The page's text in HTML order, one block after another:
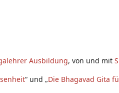
Ausbildung, von und mit
“ und „Die Bhagavad Gita